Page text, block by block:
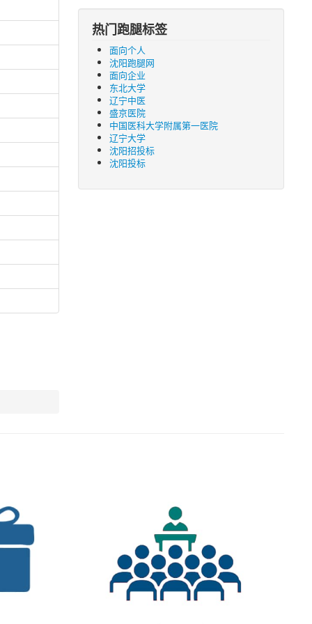
热门跑腿标签
面向个人
沈阳跑腿网
面向企业
东北大学
辽宁中医
盛京医院
中国医科大学附属第一医院
辽宁大学
沈阳招投标
沈阳投标